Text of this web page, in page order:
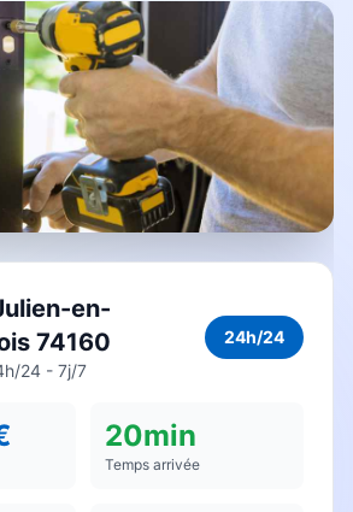
en-
74160
24 - 7j/7
24h/24
20min
Temps arrivée